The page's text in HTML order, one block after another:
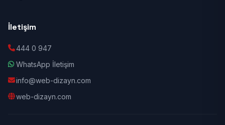
İletişim
444 0 947
WhatsApp İletişim
info@web-dizayn.com
web-dizayn.com